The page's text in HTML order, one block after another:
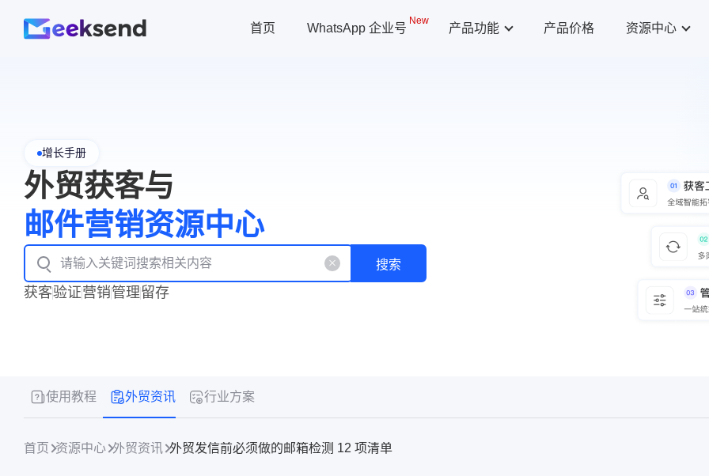
首页 WhatsApp 企业号
New
产品功能 产品价格 资源中心
增长手册
外贸获客与
邮件营销资源中心
搜索
获客验证营销管理留存
使用教程 外贸资讯 行业方案
首页 资源中心 外贸资讯 外贸发信前必须做的邮箱检测 12 项清单